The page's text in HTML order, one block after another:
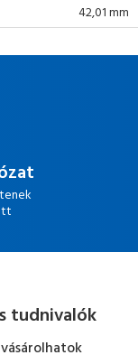
42,01 mm
tudnivalók